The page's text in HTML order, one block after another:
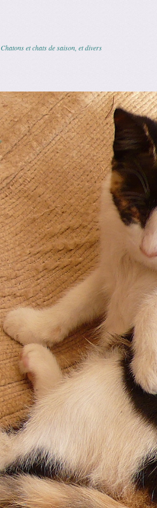
Chatons et chats de saison, et divers